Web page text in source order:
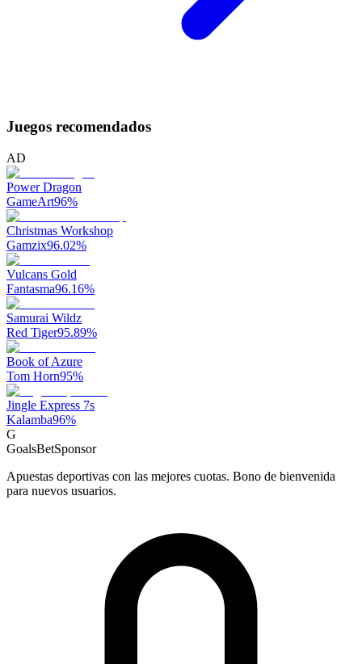
Juegos recomendados
AD
Power Dragon
GameArt96%
Christmas Workshop
Gamzix96.02%
Vulcans Gold
Fantasma96.16%
Samurai Wildz
Red Tiger95.89%
Book of Azure
Tom Horn95%
Jingle Express 7s
Kalamba96%
G
GoalsBetSponsor
Apuestas deportivas con las mejores cuotas. Bono de bienvenida
para nuevos usuarios.